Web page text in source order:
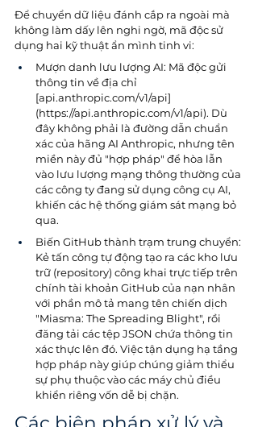
Để chuyển dữ liệu đánh cắp ra ngoài mà
không làm dấy lên nghi ngờ, mã độc sử
dụng hai kỹ thuật ẩn mình tinh vi:
Mượn danh lưu lượng AI: Mã độc gửi
thông tin về địa chỉ
[api.anthropic.com/v1/api]
(https://api.anthropic.com/v1/api). Dù
đây không phải là đường dẫn chuẩn
xác của hãng AI Anthropic, nhưng tên
miền này đủ "hợp pháp" để hòa lẫn
vào lưu lượng mạng thông thường của
các công ty đang sử dụng công cụ AI,
khiến các hệ thống giám sát mạng bỏ
qua.
Biến GitHub thành trạm trung chuyển:
Kẻ tấn công tự động tạo ra các kho lưu
trữ (repository) công khai trực tiếp trên
chính tài khoản GitHub của nạn nhân
với phần mô tả mang tên chiến dịch
"Miasma: The Spreading Blight", rồi
đăng tải các tệp JSON chứa thông tin
xác thực lên đó. Việc tận dụng hạ tầng
hợp pháp này giúp chúng giảm thiểu
sự phụ thuộc vào các máy chủ điều
khiển riêng vốn dễ bị chặn.